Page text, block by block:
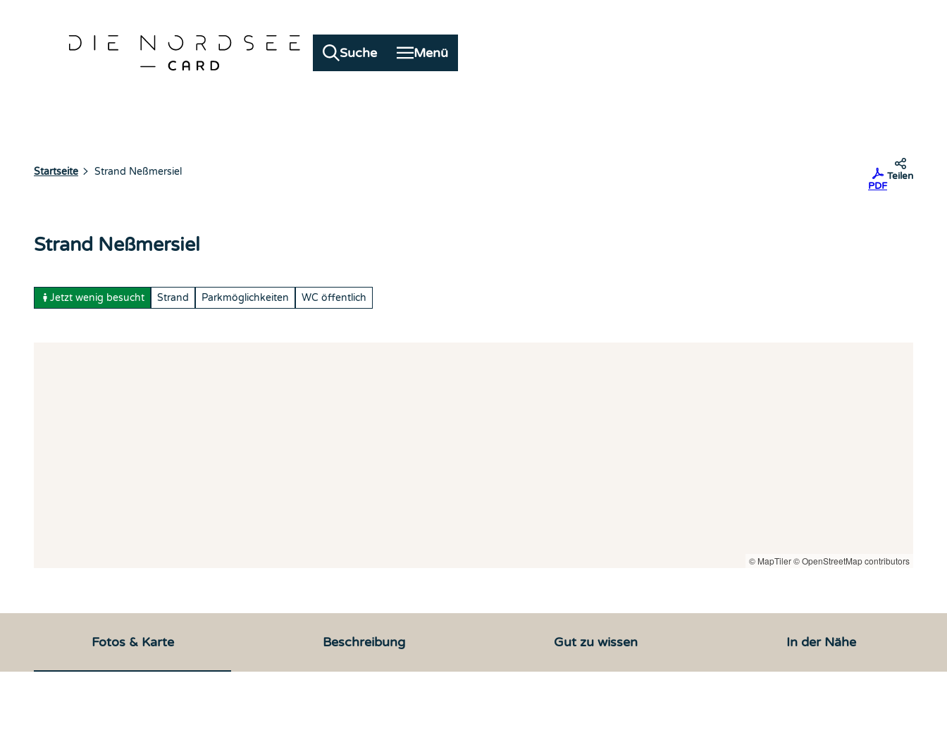
Suche Menü
Gewinnspiel Häufige Fragen
Startseite Strand Neßmersiel
PDF
Teilen
Strand Neßmersiel
Jetzt wenig besucht Strand Parkmöglichkeiten WC öffentlich
© MapTiler© OpenStreetMap contributors
Fotos & Karte Beschreibung Gut zu wissen In der Nähe